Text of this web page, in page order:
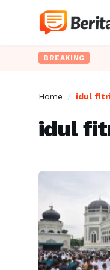
BREAKING
Home / idul
idul